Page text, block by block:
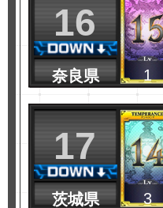
16
奈良県 1
17
茨城県 3